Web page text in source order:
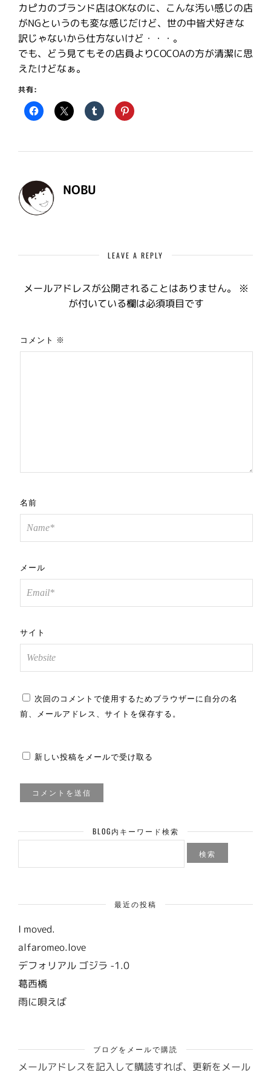
カピカのブランド店はOKなのに、こんな汚い感じの店
がNGというのも変な感じだけど、世の中皆犬好きな
訳じゃないから仕方ないけど・・・。
でも、どう見てもその店員よりCOCOAの方が清潔に思
えたけどなぁ。
共有:
NOBU
LEAVE A REPLY
メールアドレスが公開されることはありません。
※
が付いている欄は必須項目です
コメント ※
名前
メール
サイト
次回のコメントで使用するためブラウザーに自分の名
前、メールアドレス、サイトを保存する。
新しい投稿をメールで受け取る
BLOG内キーワード検索
検
最近の投稿
I moved.
alfaromeo.love
デフォリアル ゴジラ -1.0
葛西橋
雨に唄えば
ブログをメールで購読
メールアドレスを記入して購読すれば、更新をメール